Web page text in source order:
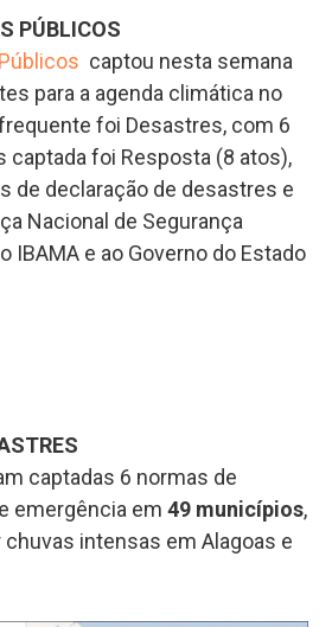
PÚBLICOS
captou nesta semana
para a agenda climática no
foi Desastres, com 6
captada foi Resposta (8 atos),
de declaração de desastres e
Nacional de Segurança
IBAMA e ao Governo do Estado
captadas 6 normas de
emergência em 49 municípios,
intensas em Alagoas e